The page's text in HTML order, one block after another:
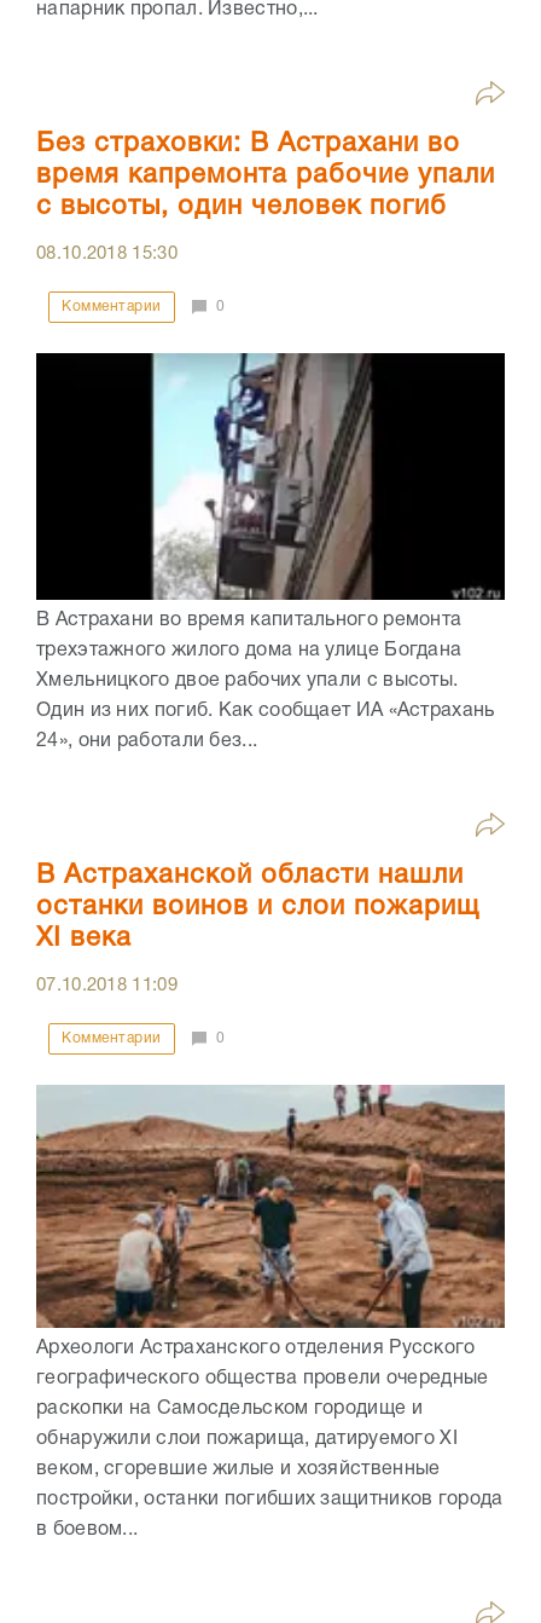
напарник пропал. Известно,...
Без страховки: В Астрахани во
время капремонта рабочие упали
с высоты, один человек погиб
08.10.2018 15:30
Комментарии 0
В Астрахани во время капитального ремонта
трехэтажного жилого дома на улице Богдана
Хмельницкого двое рабочих упали с высоты.
Один из них погиб. Как сообщает ИА «Астрахань
24», они работали без...
В Астраханской области нашли
останки воинов и слои пожарищ
XI века
07.10.2018 11:09
Комментарии 0
Археологи Астраханского отделения Русского
географического общества провели очередные
раскопки на Самосдельском городище и
обнаружили слои пожарища, датируемого XI
веком, сгоревшие жилые и хозяйственные
постройки, останки погибших защитников города
в боевом...